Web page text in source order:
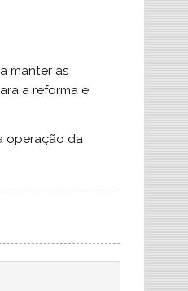
manter as
a reforma e
operação da